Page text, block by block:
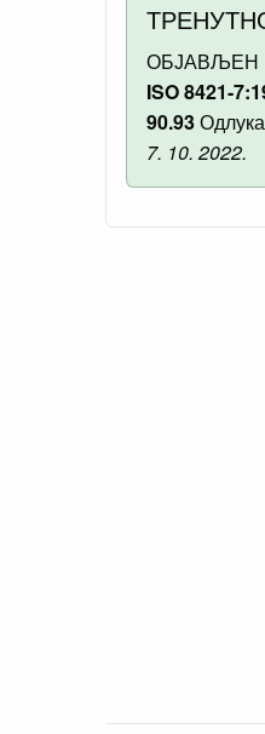
ОБЈАВЉЕН
ISO 8421-
90.93
7. 10. 2022.